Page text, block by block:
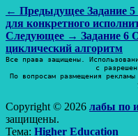
Навигация
по
записям
← Предыдущее
запись:
Задание
для конкретного
Следующее →
запись:
Задание 6
циклический алгоритм
Все права защищены.
с
По вопросам размещения
Copyright © 2026 лабы по
защищены.
Тема: Higher Education